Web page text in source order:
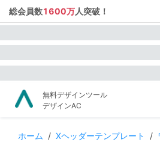
総会員数1600万人突破！
無料デザインツール
デザインAC
ホーム / Xヘッダーテンプレート /